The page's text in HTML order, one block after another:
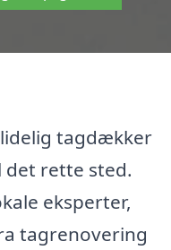
tagdækker
det rette sted.
eksperter,
tagrenovering